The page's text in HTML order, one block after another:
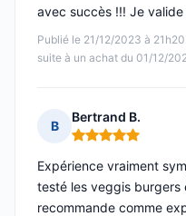
Publié le 21/12/2023 à 21h20
suite à un achat du 01/12/
avec succès !!! Je
B
Bertrand B.
Note : 5 sur 5
Expérience vraiment
testé les veggis burgers
recommande comme